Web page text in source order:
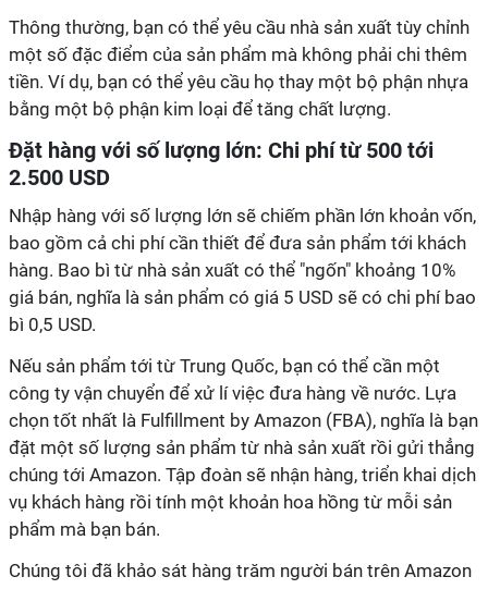
Thông thường, bạn có thể yêu cầu nhà sản xuất tùy chỉnh
một số đặc điểm của sản phẩm mà không phải chi thêm
tiền. Ví dụ, bạn có thể yêu cầu họ thay một bộ phận nhựa
bằng một bộ phận kim loại để tăng chất lượng.
Đặt hàng với số lượng lớn: Chi phí từ 500 tới
2.500 USD
Nhập hàng với số lượng lớn sẽ chiếm phần lớn khoản vốn,
bao gồm cả chi phí cần thiết để đưa sản phẩm tới khách
hàng. Bao bì từ nhà sản xuất có thể "ngốn" khoảng 10%
giá bán, nghĩa là sản phẩm có giá 5 USD sẽ có chi phí bao
bì 0,5 USD.
Nếu sản phẩm tới từ Trung Quốc, bạn có thể cần một
công ty vận chuyển để xử lí việc đưa hàng về nước. Lựa
chọn tốt nhất là Fulfillment by Amazon (FBA), nghĩa là bạn
đặt một số lượng sản phẩm từ nhà sản xuất rồi gửi thẳng
chúng tới Amazon. Tập đoàn sẽ nhận hàng, triển khai dịch
vụ khách hàng rồi tính một khoản hoa hồng từ mỗi sản
phẩm mà bạn bán.
Chúng tôi đã khảo sát hàng trăm người bán trên Amazon